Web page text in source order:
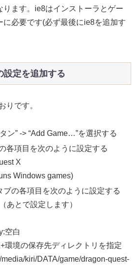
ります。ie8はインストーラとゲー
に必要です(必ず最後にie8を追加す
設定を追加する
りです。
ン” -> “Add Game…”を選択する
各項目を次のように設定する
X
Windows games)
ブの各項目を次のように設定する
あとで設定します）
空白
環境の保存先ディレクトリを指定
kiri/DATA/game/dragon-quest-